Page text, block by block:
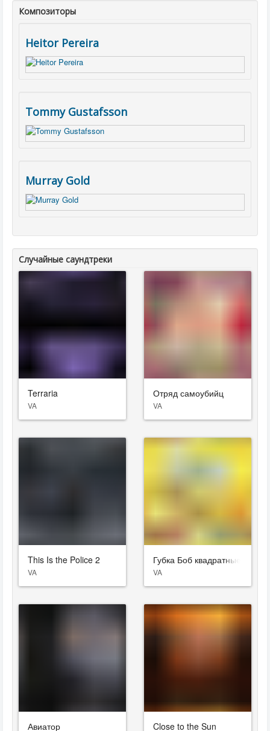
Композиторы
Heitor Pereira
Tommy Gustafsson
Murray Gold
Случайные саундтреки
Terraria
VA
Отряд самоубийц
VA
This Is the Police 2
VA
Губка Боб квадратные штаны
VA
Авиатор Close to the Sun